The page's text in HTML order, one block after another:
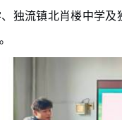
独流镇北肖楼中学